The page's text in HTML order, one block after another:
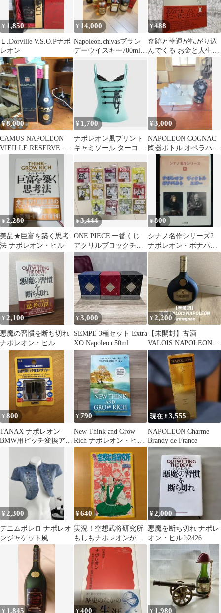
¥ 1,850
Ｌ.Dorville V.S.O.Pナポ
レオン
¥ 14,000
Napoleon,chivasブラン
デーウイスキー700ml.
¥488
奇跡と幸運が転がり込
んでくる お金と人生の
法則 ナポレオン・ヒル
¥8,000
CAMUS NAPOLEON
VIEILLE RESERVE 箱
¥ 1,700
ナポレオン風プリント
キャミソール ターコイ
¥3,000
NAPOLEON COGNAC
陶器ボトル オペラハウ
ス型
¥ 2,280
美品★巨富を築く思考
法 ナポレオン・ヒル
¥3,444
ONE PIECE 一番くじ
アクリルブロックチャ
ーム ベースショップ
¥800
シナノ名作シリーズ2
ナポレオン・ボナパル
ト ヴィクトル・ユゴー
¥2,100
悪魔の習慣を断ち切れ
ナポレオン・ヒル
¥3,000
SEMPE 3種セット Extra
XO Napoleon 50ml
¥2,200
【未開封】古酒
VALOIS NAPOLEON
Armagnac
¥800
TANAX ナポレオン
BMW用ピッチ変換アダ
¥790
New Think and Grow
Rich ナポレオン・ヒル
洋書
現在 ¥3,555
NAPOLEON Charme
Brandy de France
¥ 2,300
デニムボレロ ナポレオ
ンジャケット風
¥640
実況！空想武将研究所
もしもナポレオンが戦
国武将だったら
¥2,000
悪魔を断ち切れ ナポレ
オン・ヒル b2426
¥ 1,845 ¥400 ¥ 1,980